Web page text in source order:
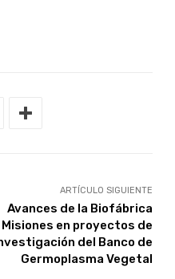
ARTÍCULO SIGUIENTE
Avances de la Biofábrica
Misiones en proyectos de
del Banco de
Germoplasma Vegetal